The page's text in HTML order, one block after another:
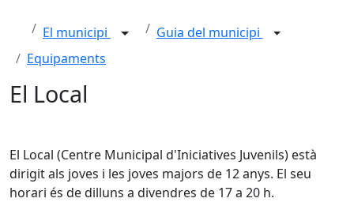
El municipi
Guia del municipi
Equipaments
El Local
El Local (Centre Municipal d'Iniciatives Juvenils) està
dirigit als joves i les joves majors de 12 anys. El seu
horari és de dilluns a divendres de 17 a 20 h.